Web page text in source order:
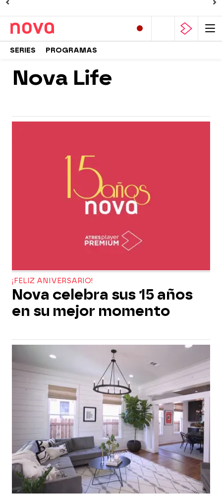
SERIES PROGRAMAS
Nova Life
¡FELIZ ANIVERSARIO!
Nova celebra sus 15 años
en su mejor momento